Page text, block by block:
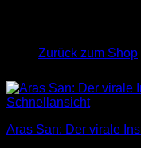
Zurück zum Shop
Schnellansicht
Aras San: Der virale